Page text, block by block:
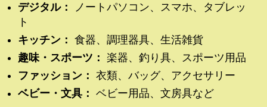
デジタル：
ノートパソコン、スマホ、タブレッ
ト
キッチン： 食器、調理器具、生活雑貨
趣味・スポーツ： 楽器、釣り具、スポーツ用品
ファッション： 衣類、バッグ、アクセサリー
ベビー・文具： ベビー用品、文房具など